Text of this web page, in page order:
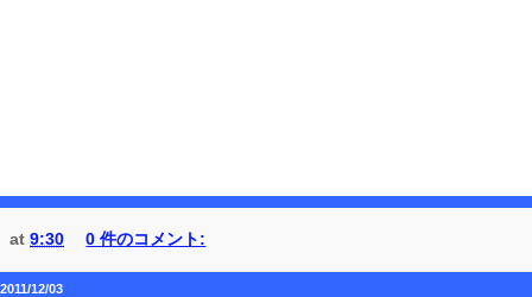
at 9:30 0 件のコメント:
2011/12/03